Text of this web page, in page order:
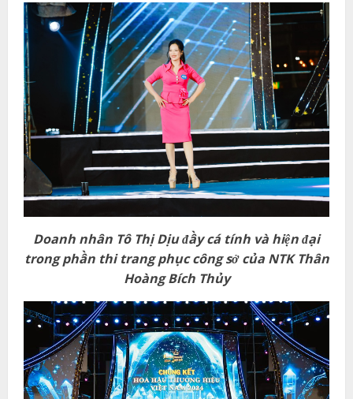
Doanh nhân Tô Thị Dịu đầy cá tính và hiện đại
trong phần thi trang phục công sở của NTK Thân
Hoàng Bích Thủy